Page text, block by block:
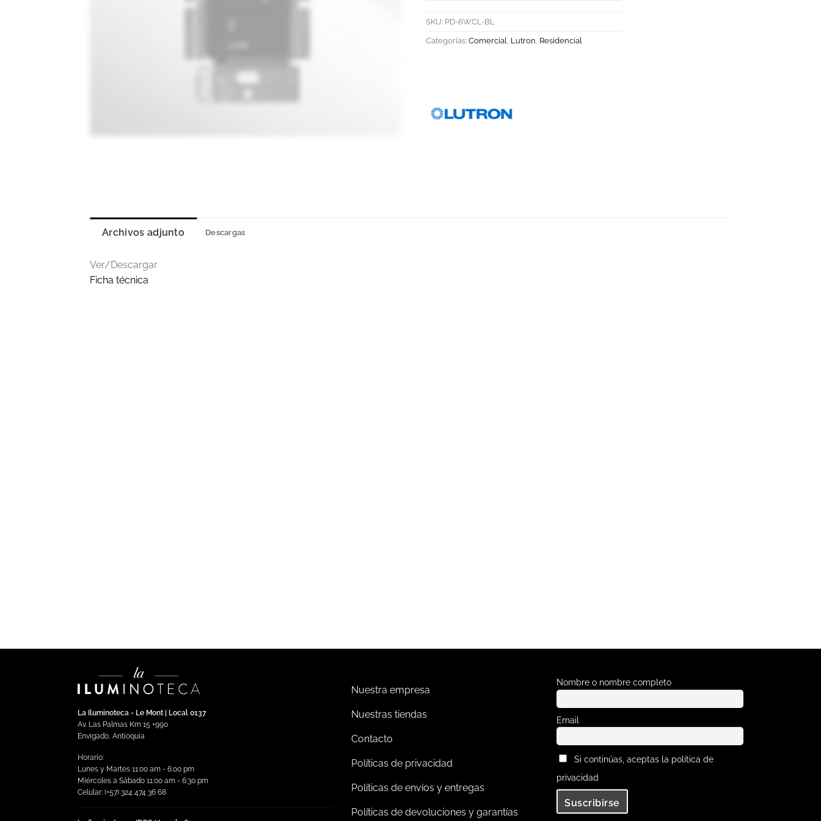
SKU: PD-6WCL-BL
Categorías: Comercial, Lutron, Residencial
Archivos adjunto Descargas
Ver/Descargar
Ficha técnica
La Iluminoteca - Le Mont | Local 0137
Av. Las Palmas Km 15 +990
Envigado, Antioquia
Horario:
Lunes y Martes 11:00 am - 6:00 pm
Miércoles a Sábado 11:00 am - 6:30 pm
Celular: (+57) 324 474 36 68
Nuestra empresa
Nuestras tiendas
Contacto
Políticas de privacidad
Políticas de envíos y entregas
Políticas de devoluciones y garantías
Nombre o nombre completo
Email
Si continúas, aceptas la política de
privacidad